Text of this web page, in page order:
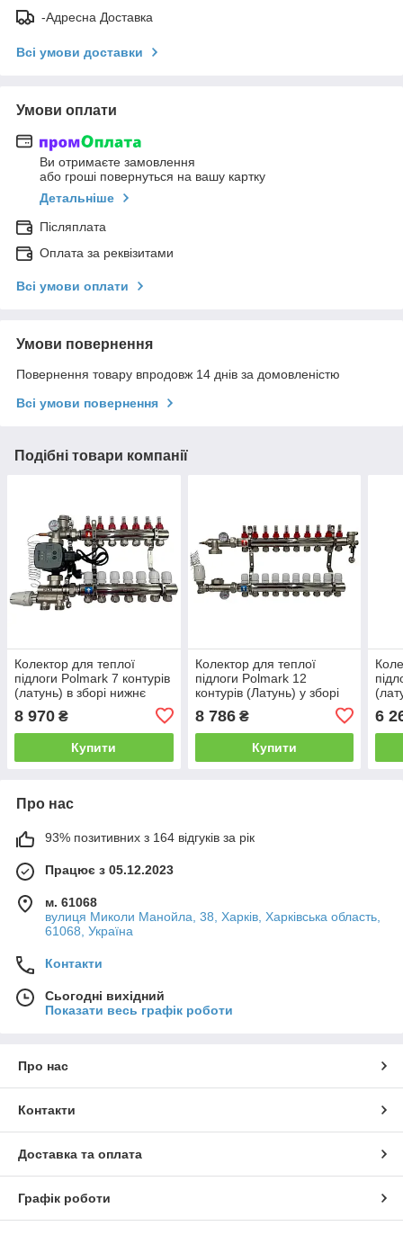
-Адресна Доставка
Всі умови доставки
Умови оплати
Ви отримаєте замовлення
або гроші повернуться на вашу картку
Детальніше
Післяплата
Оплата за реквізитами
Всі умови оплати
Умови повернення
Повернення товару впродовж 14 днів за домовленістю
Всі умови повернення
Подібні товари компанії
Колектор для теплої
підлоги Polmark 7 контурів
(латунь) в зборі нижнє
підключення з частотним
насосом Польща
8 970 ₴
Купити
Колектор для теплої
підлоги Polmark 12
контурів (Латунь) у зборі
8 786₴
Купити
6
Про нас
93% позитивних з 164 відгуків за рік
Працює з 05.12.2023
м. 61068
вулиця Миколи Манойла, 38, Харків, Харківська область,
61068, Україна
Контакти
Сьогодні вихідний
Показати весь графік роботи
Про нас
Контакти
Доставка та оплата
Графік роботи